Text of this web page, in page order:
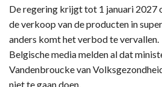
De regering krijgt tot 1 januari 2027
de verkoop van de producten in
anders komt het verbod te vervallen.
Belgische media melden al dat
Vandenbroucke van
niet te gaan doen.